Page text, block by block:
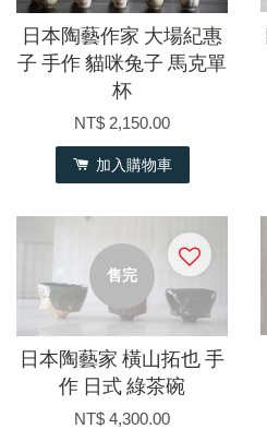
日本陶藝作家 大場紀惠
子 手作 貓咪兔子 馬克單
杯
NT$ 2,150.00
加入購物車
售完
日本陶藝家 橫山拓也 手
作 日式 綠茶碗
NT$ 4,300.00